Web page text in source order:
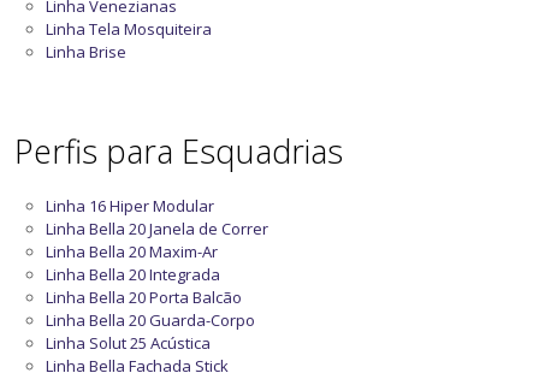
Linha Venezianas
Linha Tela Mosquiteira
Linha Brise
Perfis para Esquadrias
Linha 16 Hiper Modular
Linha Bella 20 Janela de Correr
Linha Bella 20 Maxim-Ar
Linha Bella 20 Integrada
Linha Bella 20 Porta Balcão
Linha Bella 20 Guarda-Corpo
Linha Solut 25 Acústica
Linha Bella Fachada Stick